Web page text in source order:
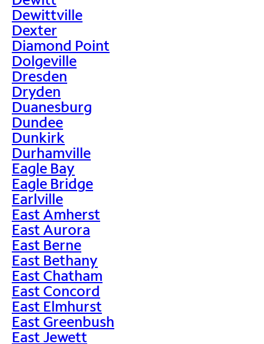
Dewittville
Dexter
Diamond Point
Dolgeville
Dresden
Dryden
Duanesburg
Dundee
Dunkirk
Durhamville
Eagle Bay
Eagle Bridge
Earlville
East Amherst
East Aurora
East Berne
East Bethany
East Chatham
East Concord
East Elmhurst
East Greenbush
East Jewett